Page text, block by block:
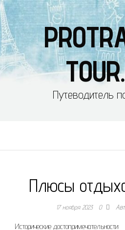
Путеводитель
Плюсы
17 ноября 2023 0
Исторические достопримечательности: